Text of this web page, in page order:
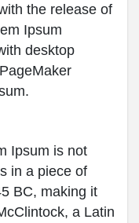
the release of
Ipsum
desktop
Ipsum is not
in a piece of
BC, making it
a Latin